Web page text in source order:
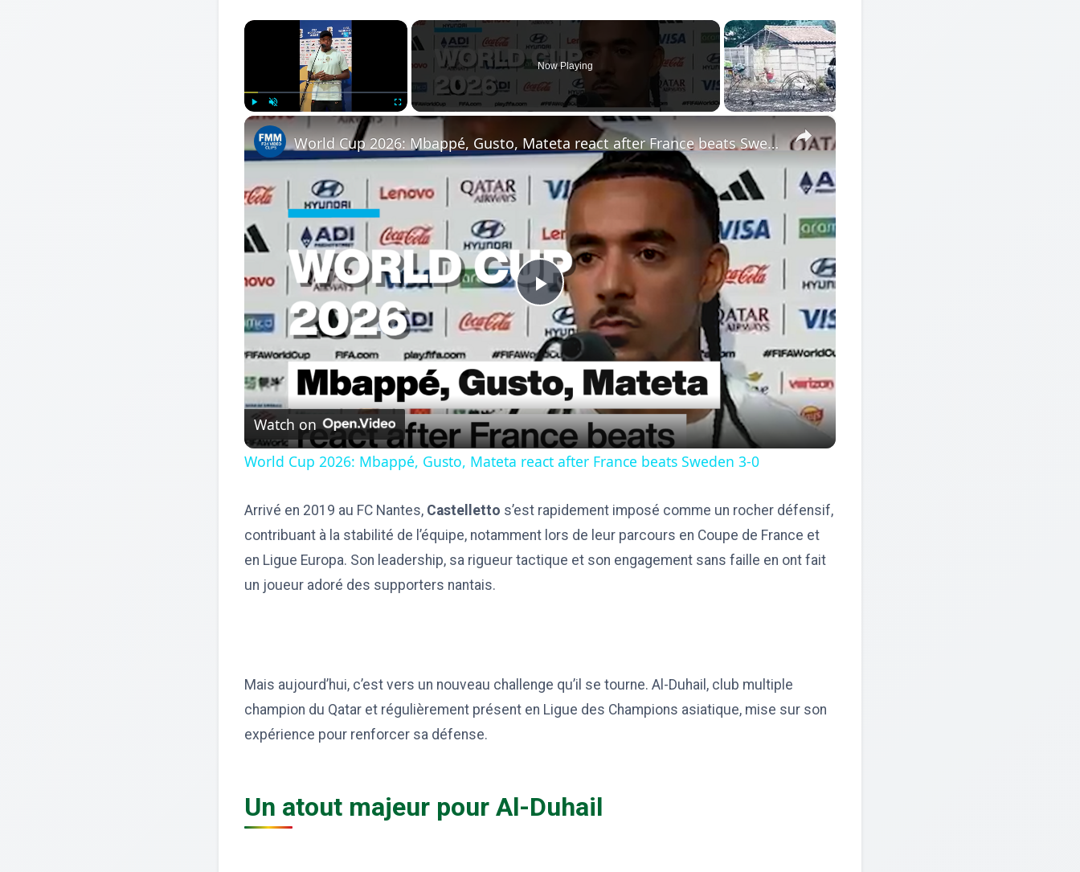
×
Play Unmute Fullscreen
Now Playing
×
Play
Video
World Cup 2026: Mbappé, Gusto, Mateta react after France beats Sweden 3-0
Watch on
World Cup 2026: Mbappé, Gusto, Mateta react after France beats Sweden 3-0
Arrivé en 2019 au FC Nantes, Castelletto s’est rapidement imposé comme un rocher défensif,
contribuant à la stabilité de l’équipe, notamment lors de leur parcours en Coupe de France et
en Ligue Europa. Son leadership, sa rigueur tactique et son engagement sans faille en ont fait
un joueur adoré des supporters nantais.
Mais aujourd’hui, c’est vers un nouveau challenge qu’il se tourne. Al-Duhail, club multiple
champion du Qatar et régulièrement présent en Ligue des Champions asiatique, mise sur son
expérience pour renforcer sa défense.
Un atout majeur pour Al-Duhail